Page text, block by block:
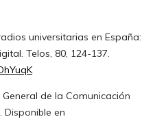
universitarias en España:
Telos, 80, 124-137.
de la Comunicación
Disponible en